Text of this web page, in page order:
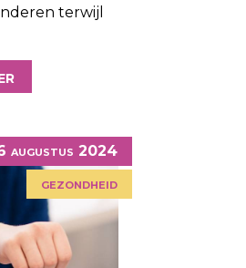
terwijl
augustus 2024
gezondheid